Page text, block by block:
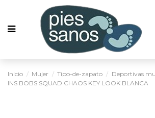
Inicio Mujer Tipo-de-zapato Deportivas
INS BOBS SQUAD CHAOS KEY LOOK BLANCA